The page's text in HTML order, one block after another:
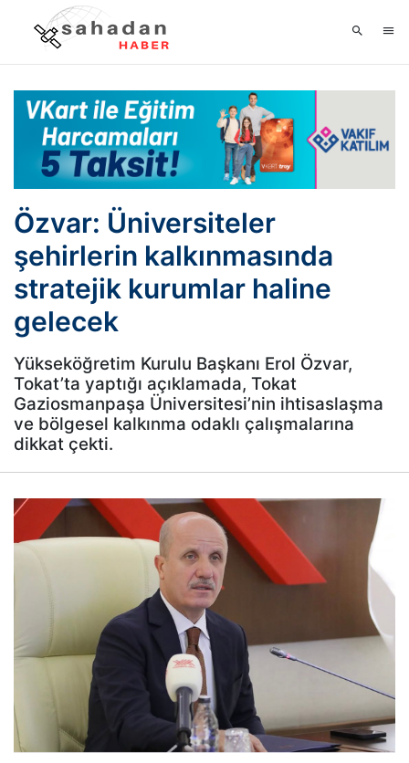
Özvar: Üniversiteler
şehirlerin kalkınmasında
stratejik kurumlar haline
gelecek
Yükseköğretim Kurulu Başkanı Erol Özvar,
Tokat’ta yaptığı açıklamada, Tokat
Gaziosmanpaşa Üniversitesi’nin ihtisaslaşma
ve bölgesel kalkınma odaklı çalışmalarına
dikkat çekti.